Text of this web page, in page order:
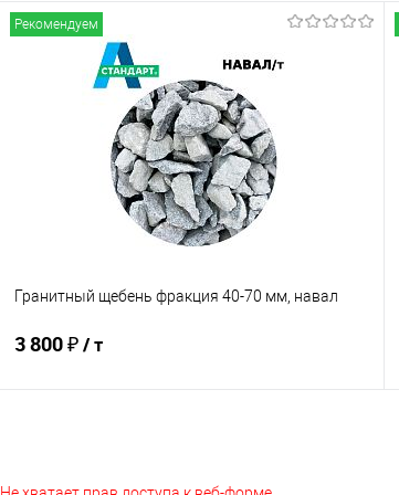
Купить в 1 клик
Сравнение
В избранное
Недоступно
Рекомендуем
Гранитный щебень фракция 40-70 мм, навал
3 800 ₽/ т